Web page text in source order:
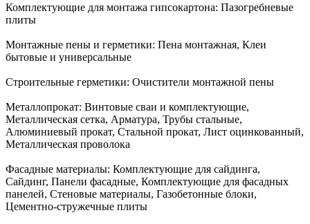
Комплектующие для монтажа гипсокартона: Пазогребневые
плиты
Монтажные пены и герметики: Пена монтажная, Клеи
бытовые и универсальные
Строительные герметики: Очистители монтажной пены
Металлопрокат: Винтовые сваи и комплектующие,
Металлическая сетка, Арматура, Трубы стальные,
Алюминиевый прокат, Стальной прокат, Лист оцинкованный,
Металлическая проволока
Фасадные материалы: Комплектующие для сайдинга,
Сайдинг, Панели фасадные, Комплектующие для фасадных
панелей, Стеновые материалы, Газобетонные блоки,
Цементно-стружечные плиты